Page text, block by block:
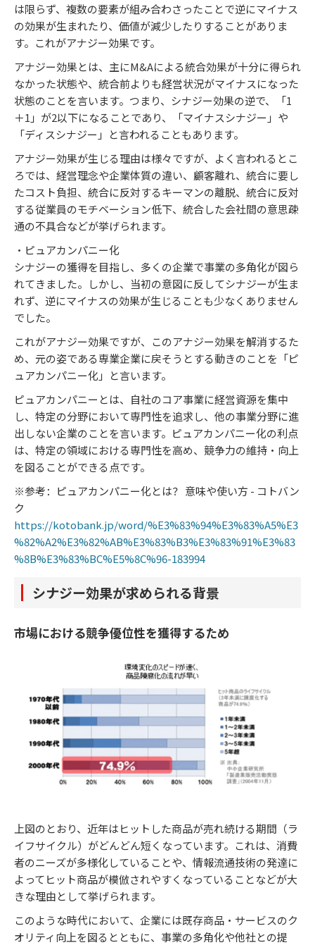
は限らず、複数の要素が組み合わさったことで逆にマイナス
の効果が生まれたり、価値が減少したりすることがありま
す。これがアナジー効果です。
アナジー効果とは、主にM&Aによる統合効果が十分に得られ
なかった状態や、統合前よりも経営状況がマイナスになった
状態のことを言います。つまり、シナジー効果の逆で、「1
＋1」が2以下になることであり、「マイナスシナジー」や
「ディスシナジー」と言われることもあります。
アナジー効果が生じる理由は様々ですが、よく言われるとこ
ろでは、経営理念や企業体質の違い、顧客離れ、統合に要し
たコスト負担、統合に反対するキーマンの離脱、統合に反対
する従業員のモチベーション低下、統合した会社間の意思疎
通の不具合などが挙げられます。
・ピュアカンパニー化
シナジーの獲得を目指し、多くの企業で事業の多角化が図ら
れてきました。しかし、当初の意図に反してシナジーが生ま
れず、逆にマイナスの効果が生じることも少なくありません
でした。
これがアナジー効果ですが、このアナジー効果を解消するた
め、元の姿である専業企業に戻そうとする動きのことを「ピ
ュアカンパニー化」と言います。
ピュアカンパニーとは、自社のコア事業に経営資源を集中
し、特定の分野において専門性を追求し、他の事業分野に進
出しない企業のことを言います。ピュアカンパニー化の利点
は、特定の領域における専門性を高め、競争力の維持・向上
を図ることができる点です。
※参考：ピュアカンパニー化とは？ 意味や使い方 - コトバン
ク
https://kotobank.jp/word/%E3%83%94%E3%83%A5%E3
%82%A2%E3%82%AB%E3%83%B3%E3%83%91%E3%83
%8B%E3%83%BC%E5%8C%96-183994
シナジー効果が求められる背景
市場における競争優位性を獲得するため
上図のとおり、近年はヒットした商品が売れ続ける期間（ラ
イフサイクル）がどんどん短くなっています。これは、消費
者のニーズが多様化していることや、情報流通技術の発達に
よってヒット商品が模倣されやすくなっていることなどが大
きな理由として挙げられます。
このような時代において、企業には既存商品・サービスのク
オリティ向上を図るとともに、事業の多角化や他社との提